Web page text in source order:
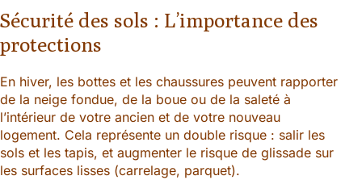
Sécurité des sols : L’importance des
protections
En hiver, les bottes et les chaussures peuvent rapporter
de la neige fondue, de la boue ou de la saleté à
l’intérieur de votre ancien et de votre nouveau
logement. Cela représente un double risque : salir les
sols et les tapis, et augmenter le risque de glissade sur
les surfaces lisses (carrelage, parquet).